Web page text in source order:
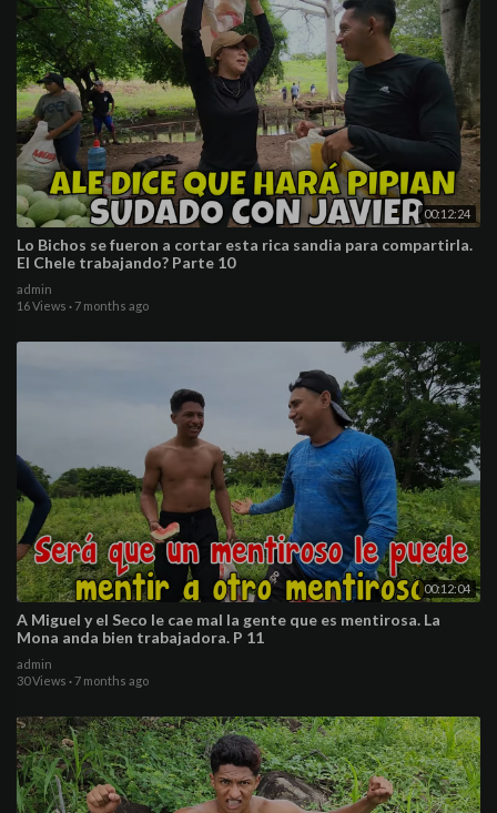
00:12:24
Lo Bichos se fueron a cortar esta rica sandia para compartirla.
El Chele trabajando? Parte 10
admin
16 Views ·7 months ago
00:12:04
A Miguel y el Seco le cae mal la gente que es mentirosa. La
Mona anda bien trabajadora. P 11
admin
30 Views ·7 months ago